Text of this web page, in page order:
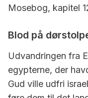
Mosebog, kapitel
Blod på
Udvandringen fra
egypterne, der
Gud ville udfri